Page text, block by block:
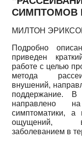
СИМПТОМОВ
МИЛТОН
Подробно
приведен
работе с целью
метода
внушений,
поддержание.
направлено
симптоматики,
ощущений,
заболеванием в